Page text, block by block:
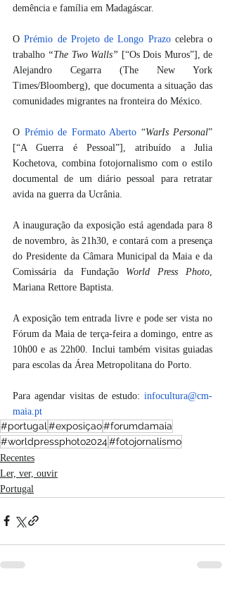
demência e família em Madagáscar.
O Prémio de Projeto de Longo Prazo celebra o
trabalho “The Two Walls” [“Os Dois Muros”], de
Alejandro Cegarra (The New York
Times/Bloomberg), que documenta a situação das
comunidades migrantes na fronteira do México.
O Prémio de Formato Aberto “WarIs Personal”
[“A Guerra é Pessoal”], atribuído a Julia
Kochetova, combina fotojornalismo com o estilo
documental de um diário pessoal para retratar
avida na guerra da Ucrânia.
A inauguração da exposição está agendada para 8
de novembro, às 21h30, e contará com a presença
do Presidente da Câmara Municipal da Maia e da
Comissária da Fundação World Press Photo
Mariana Rettore Baptista.
A exposição tem entrada livre e pode ser vista no
Fórum da Maia de terça-feira a domingo, entre as
10h00 e as 22h00. Inclui também visitas guiadas
para escolas da Área Metropolitana do Porto.
Para agendar visitas de estudo: infocultura@cm-
maia.pt
#portugal #exposiçao#forumdamaia
#worldpressphoto2024#fotojornalismo
Recentes
Ler, ver, ouvir
Portugal